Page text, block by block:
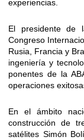
experiencias.
El presidente de
Congreso
Rusia, Francia y
ingeniería y
ponentes de la
operaciones
En el ámbito
construcción de
satélites Simón